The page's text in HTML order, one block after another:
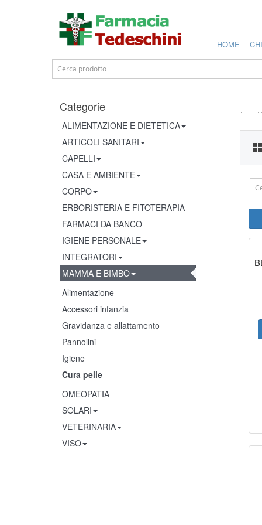
HOME
Categorie
ALIMENTAZIONE E DIETETICA
ARTICOLI SANITARI
CAPELLI
CASA E AMBIENTE
CORPO
ERBORISTERIA E FITOTERAPIA
FARMACI DA BANCO
IGIENE PERSONALE
INTEGRATORI
MAMMA E BIMBO
Alimentazione
Accessori infanzia
Gravidanza e allattamento
Pannolini
Igiene
Cura pelle
OMEOPATIA
SOLARI
VETERINARIA
VISO